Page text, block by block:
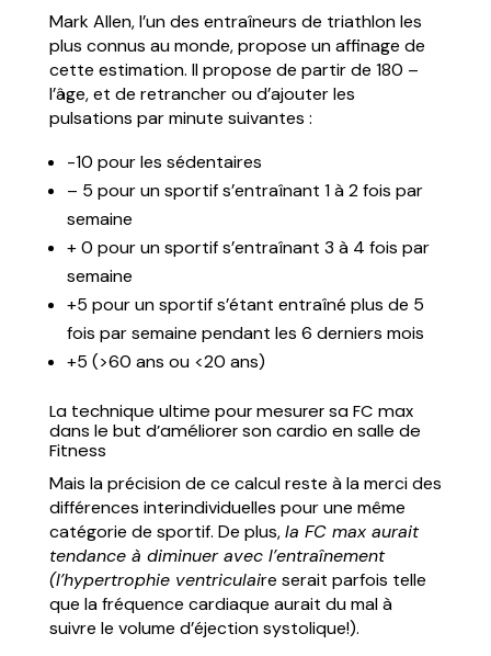
Mark Allen, l’un des entraîneurs de triathlon les
plus connus au monde, propose un affinage de
cette estimation. Il propose de partir de 180 –
l’âge, et de retrancher ou d’ajouter les
pulsations par minute suivantes :
-10 pour les sédentaires
– 5 pour un sportif s’entraînant 1 à 2 fois par
semaine
+ 0 pour un sportif s’entraînant 3 à 4 fois par
semaine
+5 pour un sportif s’étant entraîné plus de 5
fois par semaine pendant les 6 derniers mois
+5 (>60 ans ou <20 ans)
La technique ultime pour mesurer sa FC max
dans le but d’améliorer son cardio en salle de
Fitness
Mais la précision de ce calcul reste à la merci des
différences interindividuelles pour une même
catégorie de sportif. De plus,la FC max aurait
tendance à diminuer avec l’entraînement
(l’hypertrophie ventriculaire serait parfois telle
que la fréquence cardiaque aurait du mal à
suivre le volume d’éjection systolique!).